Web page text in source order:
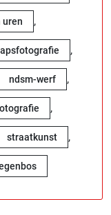
uren ,
,
ndsm-werf ,
,
straatkunst ,